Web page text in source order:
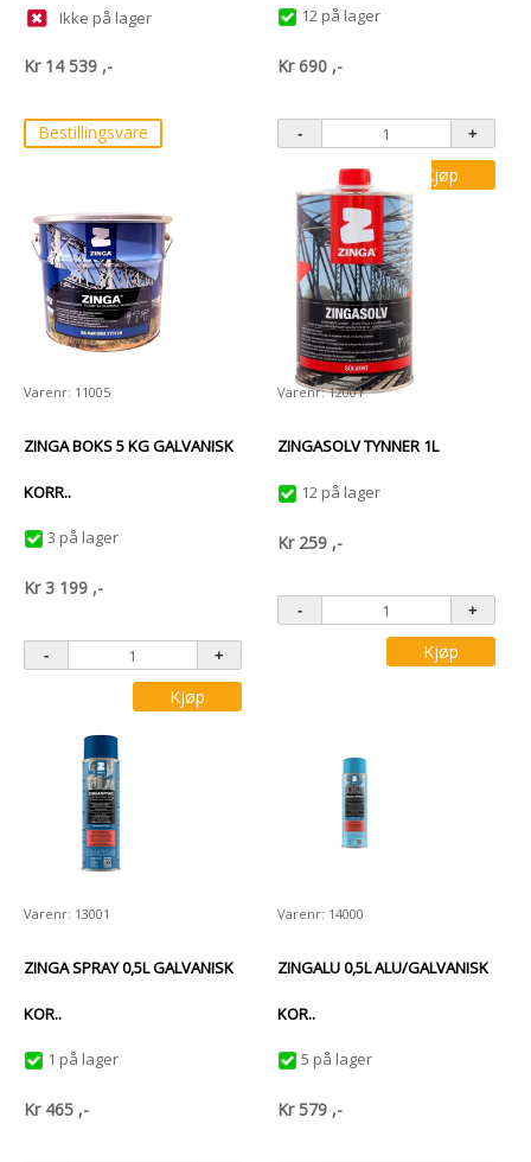
Ikke på lager
Kr 14 539 ,-
Bestillingsvare
12 på lager
Kr690 ,-
Kjøp
Varenr: 11005
ZINGA BOKS 5 KG GALVANISK
KORR..
3 på lager
Kr3 199 ,-
Kjøp
Varenr: 12001
ZINGASOLV TYNNER 1L
12 på lager
Kr 259 ,-
Kjøp
Varenr: 13001
ZINGA SPRAY 0,5L GALVANISK
KOR..
1 på lager
Kr 465 ,-
Varenr: 14000
ZINGALU 0,5L ALU/GALVANISK
KOR..
5 på lager
Kr579 ,-